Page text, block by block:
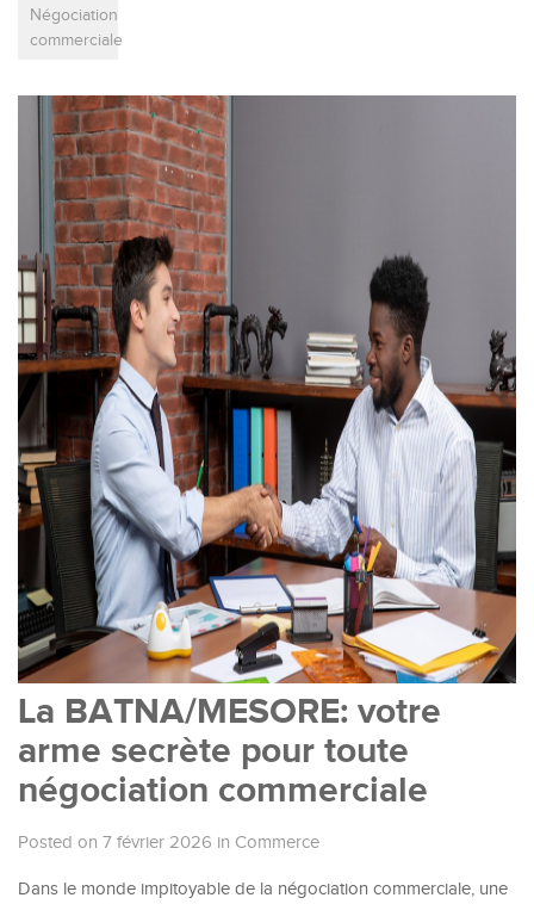
Négociation
commerciale
La BATNA/MESORE: votre
arme secrète pour toute
négociation commerciale
Posted on 7 février 2026 in Commerce
Dans le monde impitoyable de la négociation commerciale, une